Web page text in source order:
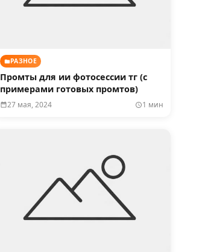
РАЗНОЕ
Промты для ии фотосессии тг (с
примерами готовых промтов)
27 мая, 2024 1 мин